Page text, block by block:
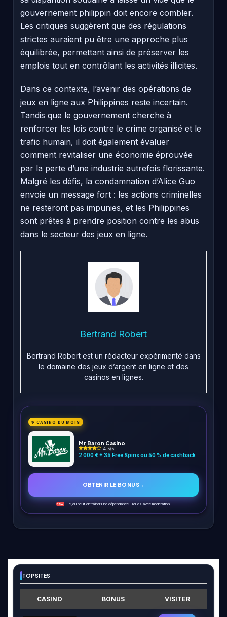
gouvernement philippin doit encore combler.
Les critiques suggèrent que des régulations
strictes auraient pu être une approche plus
équilibrée, permettant ainsi de préserver les
emplois tout en contrôlant les activités illicites.
Dans ce contexte, l’avenir des opérations de
jeux en ligne aux Philippines reste incertain.
Tandis que le gouvernement cherche à
renforcer les lois contre le crime organisé et le
trafic humain, il doit également évaluer
comment revitaliser une économie éprouvée
par la perte d’une industrie autrefois florissante.
Malgré les défis, la condamnation d’Alice Guo
envoie un message fort : les actions criminelles
ne resteront pas impunies, et les Philippines
sont prêtes à prendre position contre les abus
dans le secteur des jeux en ligne.
Bertrand Robert
Bertrand Robert est un rédacteur expérimenté dans
le domaine des jeux d’argent en ligne et des
casinos en lignes.
✨ CASINO DU MOIS
Mr Baron Casino
4.5/5
2 000 € + 35 Free Spins ou 50 % de cashback
OBTENIR LE BONUS→
18+ Le jeu peut entraîner une dépendance. Jouez avec modération.
TOP SITES
CASINO BONUS VISITER